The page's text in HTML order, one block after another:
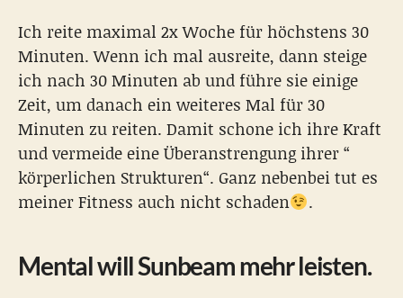
Ich reite maximal 2x Woche für höchstens 30
Minuten. Wenn ich mal ausreite, dann steige
ich nach 30 Minuten ab und führe sie einige
Zeit, um danach ein weiteres Mal für 30
Minuten zu reiten. Damit schone ich ihre Kraft
und vermeide eine Überanstrengung ihrer “
körperlichen Strukturen“. Ganz nebenbei tut es
meiner Fitness auch nicht schaden
.
Mental will Sunbeam mehr leisten.